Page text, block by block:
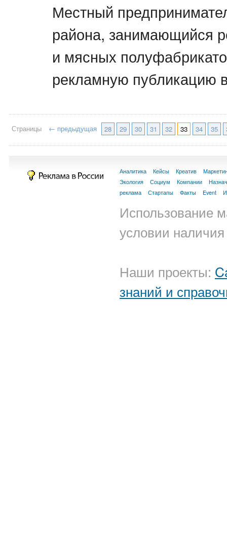
Местный
района, занимающийся
и мясных
рекламную
Страницы ← предыдущая 28 29 30 31 32 33 34 35
Аналитика Кейсы Креатив
Экология
Социум Компании
реклама
Стартапы Факты Event
Использование
условии
Наши проекты:
знаний и